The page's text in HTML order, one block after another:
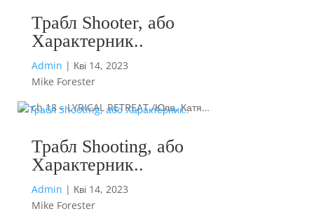
Трабл Shooter, або
Характерник..
Admin | Кві 14, 2023
Mike Forester
ch 18 – LYRICAL RETREAT /Юля, Катя…
Трабл Shooting, або
Характерник..
Admin | Кві 14, 2023
Mike Forester